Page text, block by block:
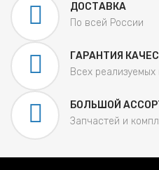
ДОСТАВКА
По всей России
ГАРАНТИЯ
Всех реализуемых
БОЛЬШОЙ
Запчастей и